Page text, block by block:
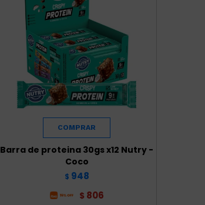
Barra de proteina 30gs x12 Nutry -
Coco
$ 948
$ 806